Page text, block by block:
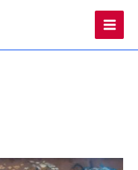
Main